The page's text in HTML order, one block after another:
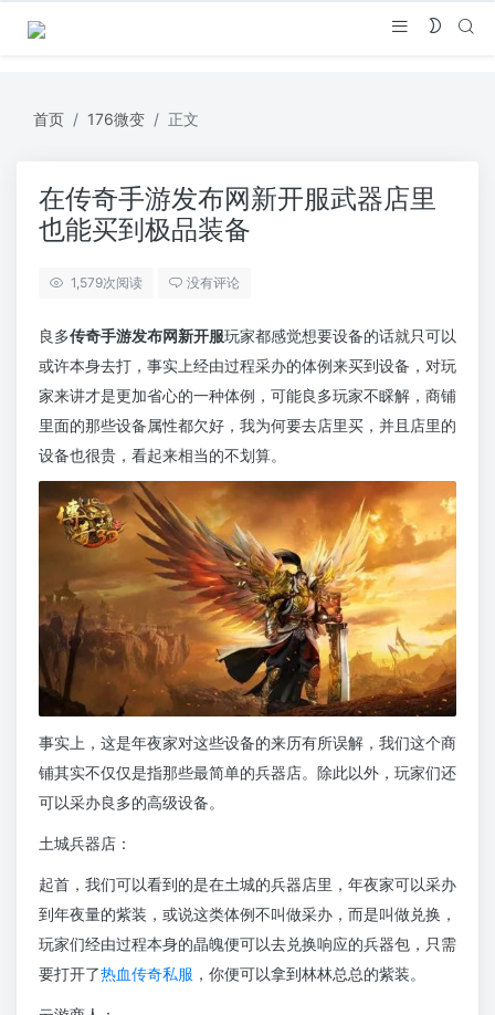
首页 176微变 正文
在传奇手游发布网新开服武器店里
也能买到极品装备
1,579次阅读 没有评论
良多传奇手游发布网新开服玩家都感觉想要设备的话就只可以
或许本身去打，事实上经由过程采办的体例来买到设备，对玩
家来讲才是更加省心的一种体例，可能良多玩家不睬解，商铺
里面的那些设备属性都欠好，我为何要去店里买，并且店里的
设备也很贵，看起来相当的不划算。
事实上，这是年夜家对这些设备的来历有所误解，我们这个商
铺其实不仅仅是指那些最简单的兵器店。除此以外，玩家们还
可以采办良多的高级设备。
土城兵器店：
起首，我们可以看到的是在土城的兵器店里，年夜家可以采办
到年夜量的紫装，或说这类体例不叫做采办，而是叫做兑换，
玩家们经由过程本身的晶魄便可以去兑换响应的兵器包，只需
要打开了热血传奇私服 ，你便可以拿到林林总总的紫装。